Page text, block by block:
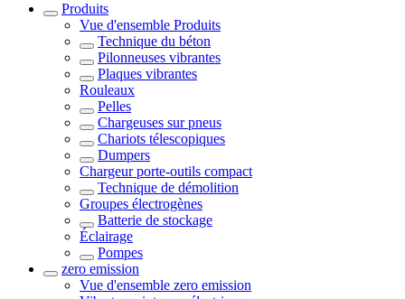
Produits
Vue d'ensemble Produits
Technique du béton
Pilonneuses vibrantes
Plaques vibrantes
Rouleaux
Pelles
Chargeuses sur pneus
Chariots télescopiques
Dumpers
Chargeur porte-outils compact
Technique de démolition
Groupes électrogènes
Batterie de stockage
Éclairage
Pompes
zero emission
Vue d'ensemble zero emission